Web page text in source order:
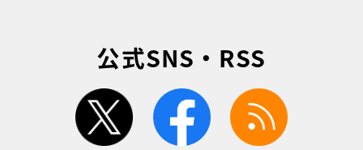
公式SNS・RSS
twitter facebook